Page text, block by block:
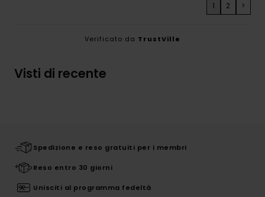
1 2 >
Verificato da TrustVille
Visti di recente
Spedizione e reso gratuiti per i membri
Reso entro 30 giorni
Unisciti al programma fedeltà